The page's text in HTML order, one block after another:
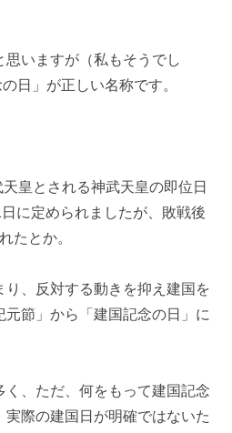
いますが（私もそうでし
日」が正しい名称です。
皇とされる神武天皇の即位日
に定められましたが、敗戦後
たとか。
、反対する動きを抑え建国を
節」から「建国記念の日」に
、ただ、何をもって建国記念
際の建国日が明確ではないた